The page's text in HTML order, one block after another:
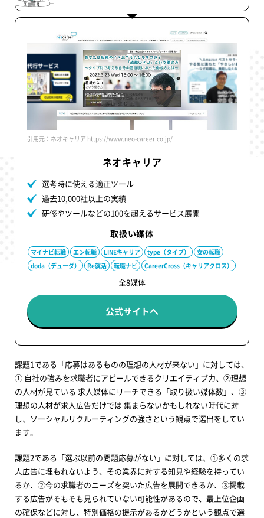
引用元：ネオキャリア https://www.neo-career.co.jp/
ネオキャリア
選考時に使える適正ツール
過去10,000社以上の実績
研修やツールなどの100を超えるサービス展開
取扱い媒体
マイナビ転職 エン転職 LINEキャリア type（タイプ）
女の転職
doda（デューダ）
Re就活 転職ナビ CareerCross（キャリアクロス）
全8媒体
公式サイトへ
課題1である「応募はあるものの理想の人材が来ない」に対しては、
① 自社の強みを求職者にアピールできるクリエイティブ力、②理想
の人材が見ている 求人媒体にリーチできる「取り扱い媒体数」、③
理想の人材が求人広告だけでは 集まらないかもしれない時代に対
し、ソーシャルリクルーティングの強さという観点で選出をしてい
ます。
課題2である「選ぶ以前の問題応募がない」に対しては、①多くの求
人広告に埋もれないよう、その業界に対する知見や経験を持ってい
るか、②今の求職者のニーズを突いた広告を展開できるか、③掲載
する広告がそもそも見られていない可能性があるので、最上位企画
の確保などに対し、特別価格の提示があるかどうかという観点で選